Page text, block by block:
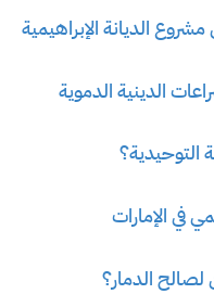
الديانة الإبراهيمية
الدينية الدموية
التوحيدية؟
في الإمارات
الدمار؟